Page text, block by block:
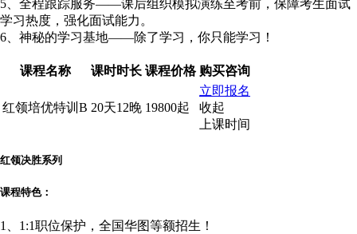
5、全程跟踪服务——课后组织模拟演练至考前，保障考生面试
学习热度，强化面试能力。
6、神秘的学习基地——除了学习，你只能学习！
课程名称 课时时长 课程价格 购买咨询
红领培优特训B 20天12晚 19800起
立即报名
收起
上课时间
红领决胜系列
课程特色：
1、1:1职位保护，全国华图等额招生！